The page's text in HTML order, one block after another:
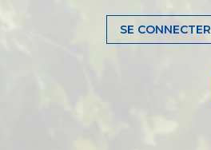
SE CONNECTER